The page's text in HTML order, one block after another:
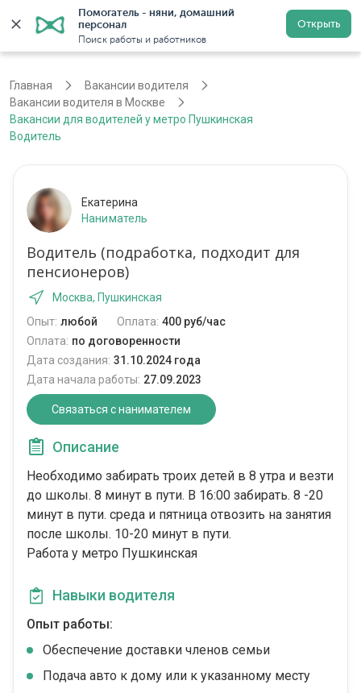
Помогатель - няни, домашний
персонал
Поиск работы и работников
Открыть
Регистрация
Главная
Вакансии водителя
Вакансии водителя в Москве
Вакансии для водителей у метро Пушкинская
Водитель
Екатерина
Наниматель
Водитель (подработка, подходит для
пенсионеров)
Москва, Пушкинская
Опыт: любой Оплата: 400 руб/час
Оплата: по договоренности
Дата создания: 31.10.2024 года
Дата начала работы: 27.09.2023
Связаться с нанимателем
Описание
Необходимо забирать троих детей в 8 утра и везти
до школы. 8 минут в пути. В 16:00 забирать. 8 -20
минут в пути. среда и пятница отвозить на занятия
после школы. 10-20 минут в пути.
Работа у метро Пушкинская
Навыки водителя
Опыт работы:
Обеспечение доставки членов семьи
Подача авто к дому или к указанному месту